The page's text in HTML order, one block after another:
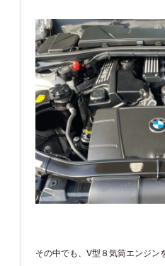
その中でも、V型８気筒エンジン